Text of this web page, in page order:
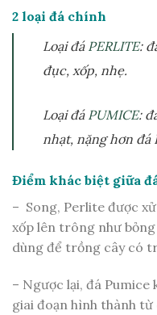
2 loại đá chính
Loại đá PERLITE:
đục, xốp, nhẹ.
Loại đá PUMICE:
nhạt, nặng hơn đá
Điểm khác biệt giữa
– Song, Perlite được
xốp lên trông như
dùng để trồng cây có
– Ngược lại, đá Pumice
giai đoạn hình thành